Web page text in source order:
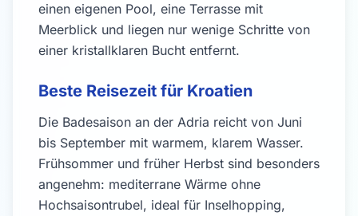
einen eigenen Pool, eine Terrasse mit
Meerblick und liegen nur wenige Schritte von
einer kristallklaren Bucht entfernt.
Beste Reisezeit für Kroatien
Die Badesaison an der Adria reicht von Juni
bis September mit warmem, klarem Wasser.
Frühsommer und früher Herbst sind besonders
angenehm: mediterrane Wärme ohne
Hochsaisontrubel, ideal für Inselhopping,